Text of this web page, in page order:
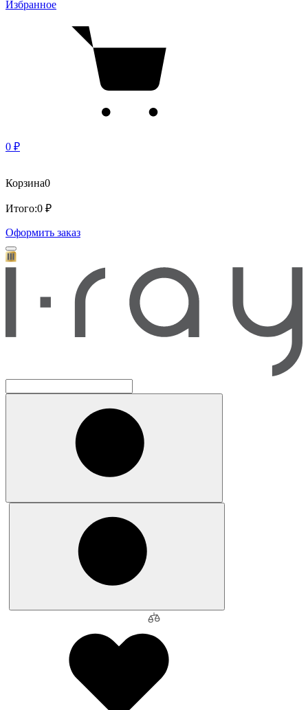
Избранное
0 ₽
Корзина0
Итого:0 ₽
Оформить заказ